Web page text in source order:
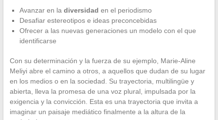
Avanzar en la diversidad en el periodismo
Desafiar estereotipos e ideas preconcebidas
Ofrecer a las nuevas generaciones un modelo con el que
identificarse
Con su determinación y la fuerza de su ejemplo, Marie-Aline
Meliyi abre el camino a otros, a aquellos que dudan de su lugar
en los medios o en la sociedad. Su trayectoria, multilingüe y
abierta, lleva la promesa de una voz plural, impulsada por la
exigencia y la convicción. Esta es una trayectoria que invita a
imaginar un paisaje mediático finalmente a la altura de la